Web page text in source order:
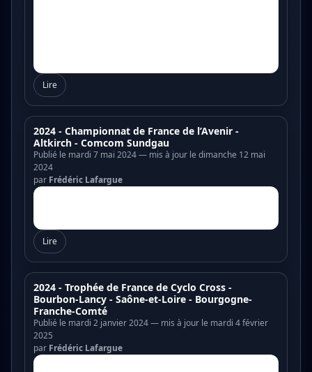
Lire
2024 - Championnat de France de l’Avenir -
Altkirch - Comcom Sundgau
Publié le mardi 7 mai 2024 — mis à jour le dimanche 12 mai
2024
par Frédéric Lafargue
Lire
2024 - Trophée de France de Cyclo Cross -
Bourbon-Lancy - Saône-et-Loire - Bourgogne-
Franche-Comté
Publié le mardi 2 janvier 2024 — mis à jour le mardi 4 février
2025
par Frédéric Lafargue